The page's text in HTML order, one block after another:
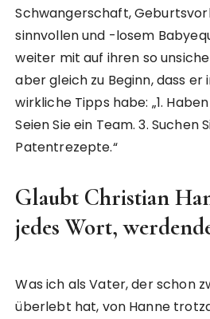
Schwangerschaft,
sinnvollen und -losem
weiter mit auf ihren so
aber gleich zu Beginn, dass er
wirkliche Tipps habe: „1.
Seien Sie ein Team. 3. Suchen
Patentrezepte.“
Glaubt Christian
jedes Wort,
Was ich als Vater, der schon
überlebt hat, von Hanne